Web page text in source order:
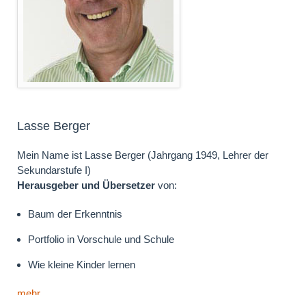
Lasse Berger
Mein Name ist Lasse Berger (Jahrgang 1949, Lehrer der
Sekundarstufe I)
Herausgeber und Übersetzervon:
Baum der Erkenntnis
Portfolio in Vorschule und Schule
Wie kleine Kinder lernen